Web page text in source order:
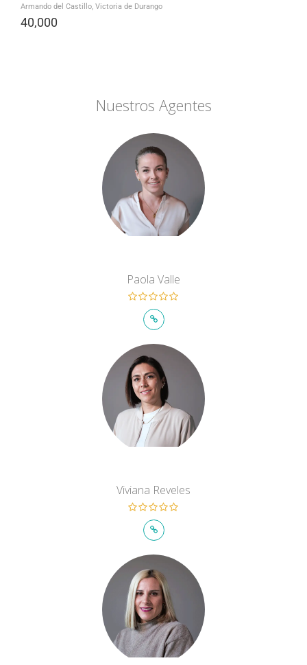
Armando del Castillo, Victoria de Durango
40,000
Nuestros Agentes
Paola Valle
Viviana Reveles